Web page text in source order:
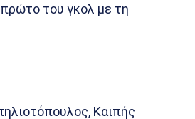
του γκολ με τη
Καιπής